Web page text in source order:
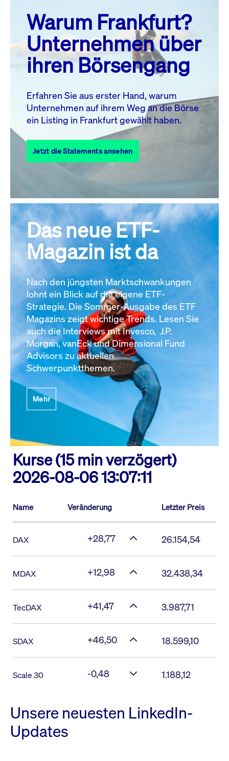
MO. DI. MI. DO. FR. SA. SO.
1
2
3
4 5 6 7 8
10 11 13 14
17
18 19 20 21 22
23
27 28
31
Alle Events
Warum Frankfurt?
Unternehmen über
ihren Börsengang
Erfahren Sie aus erster Hand, warum
Unternehmen auf ihrem Weg an die Börse
ein Listing in Frankfurt gewählt haben.
Jetzt die Statements ansehen
Das neue ETF-
Magazin ist da
Nach den jüngsten Marktschwankungen
lohnt ein Blick auf die eigene ETF-
Strategie. Die Sommer-Ausgabe des ETF
Magazins zeigt wichtige Trends. Lesen Sie
auch die Interviews mit Invesco, J.P.
Morgan, vanEck und Dimensional Fund
Advisors zu aktuellen
Schwerpunktthemen.
Mehr
Kurse (15 min verzögert)
2026-08-06 13:07:11
Name Veränderung Letzter Preis
DAX +28,77 26.154,54
MDAX +12,98 32.438,34
TecDAX +41,47 3.987,71
SDAX +46,50 18.599,10
Scale 30 -0,48 1.188,12
Unsere neuesten LinkedIn-
Updates